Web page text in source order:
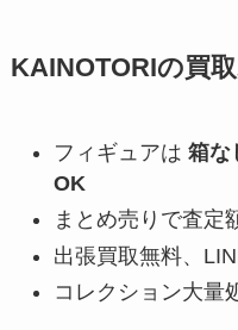
KAINOTORIの買
フィギュアは 箱な
OK
まとめ売りで査定
出張買取無料、
コレクション大量